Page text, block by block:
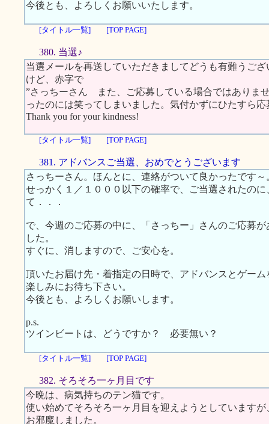
今後とも、よろしくお願いいたします。
[タイトル一覧] [TOP PAGE]
380. 当選♪
当選メールを再送していただきましてどうも有難うご
けど、赤字で
”さっちーさん また、ご応募している場合ではありま
ったのには笑ってしまいました。気付かずにひたすら
Thank you for your kindness!
[タイトル一覧] [TOP PAGE]
381. アドバンスご当選、おめでとうございます
さっちーさん。ほんとに、連絡がついて良かったです～
せっかく１／１０００以下の確率で、ご当選されたの
て．．．
で、今週のご応募の中に、「さっちー」さんのご応募
した。
すぐに、消しますので、ご安心を。
頂いたお届け先・着指定の日時で、アドバンスとゲー
楽しみにお待ち下さい。
今後とも、よろしくお願いします。
p.s.
ツインビートは、どうですか？ 必要無い？
[タイトル一覧] [TOP PAGE]
382. そろそろ一ヶ月目です
今晩は、病気持ちのテン猫です。
使い始めてそろそろ一ヶ月目を迎えようとしています
お邪魔しました。